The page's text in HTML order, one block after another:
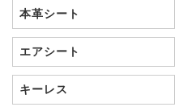
本革シート
エアシート
キーレス